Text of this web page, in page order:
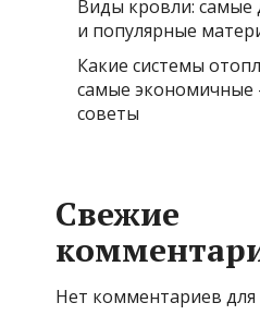
Виды кровли: самые
и популярные
Какие системы
самые экономичные
советы
Свежие
Нет комментариев для